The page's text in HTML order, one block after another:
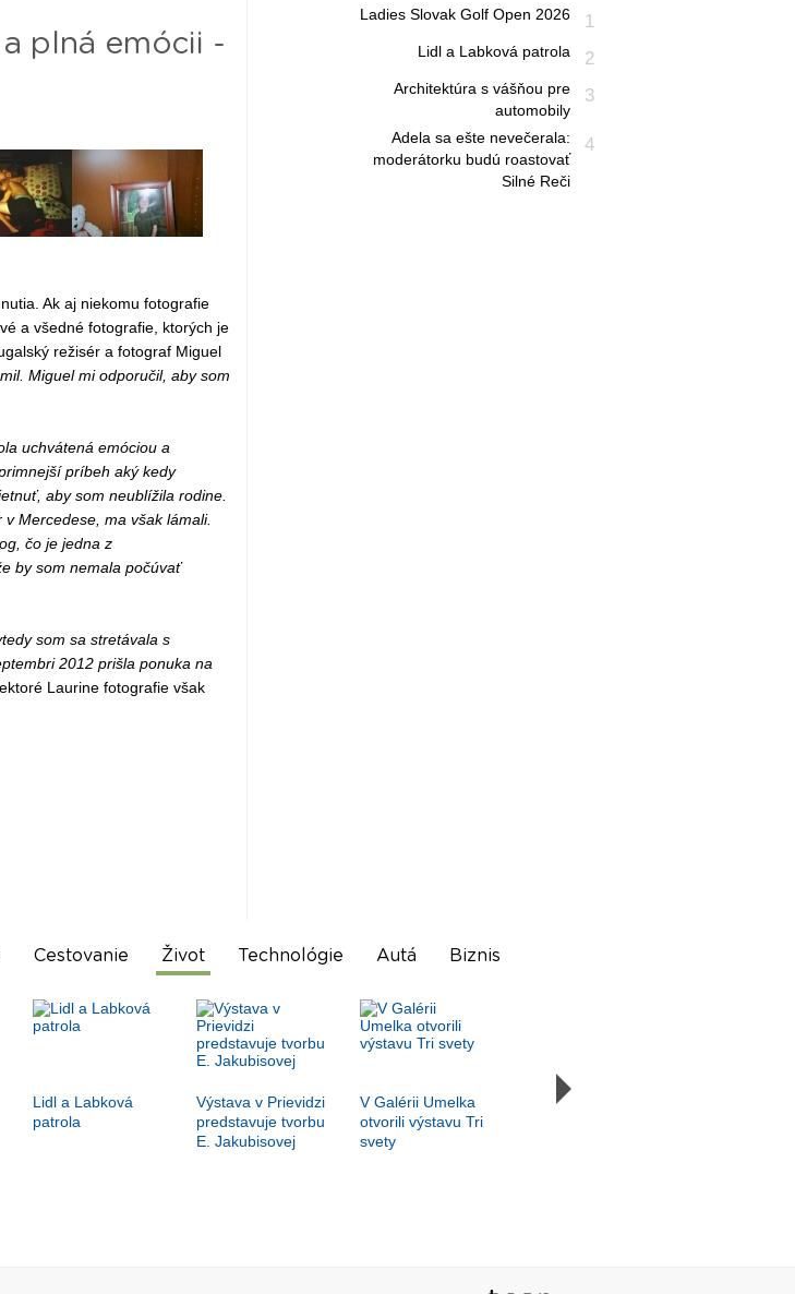
plná emócii -
Ak aj niekomu fotografie
a všedné fotografie, ktorých je
režisér a fotograf Miguel
Miguel mi odporučil, aby som
uchvátená emóciou a
príbeh aký kedy
aby som neublížila rodine.
Mercedese, ma však lámali.
čo je jedna z
by som nemala počúvať
som sa stretávala s
2012 prišla ponuka na
Laurine fotografie však
1
Ladies Slovak Golf Open 2026
2
Lidl a Labková patrola
3
Architektúra s vášňou pre
automobily
4
Adela sa ešte nevečerala:
moderátorku budú roastovať
Silné Reči
Cestovanie Život Technológie Autá Biznis
Lidl a Labková
patrola
Výstava v Prievidzi
predstavuje tvorbu
E. Jakubisovej
V Galérii Umelka
otvorili výstavu Tri
svety